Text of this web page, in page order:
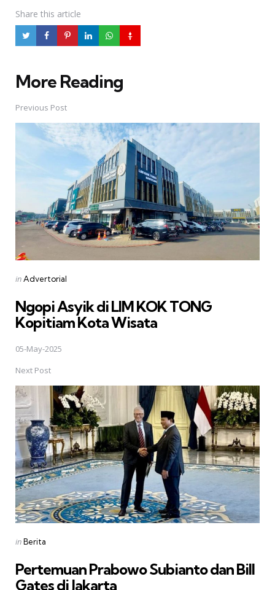
Share this article
More Reading
Post
navigation
Previous Post
Posted
inAdvertorial
Ngopi Asyik di LIM KOK TONG
Kopitiam Kota Wisata
05-May-2025
Next Post
Posted
inBerita
Pertemuan Prabowo Subianto dan Bill
Gates di Jakarta